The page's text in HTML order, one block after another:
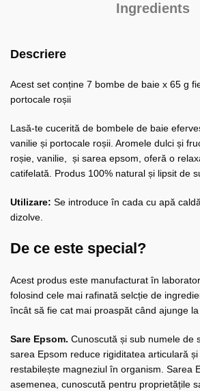
Ingredients
Descriere
Acest set conține 7 bombe de baie x 65 g
portocale roșii
Lasă-te cucerită de bombele de baie
vanilie și portocale roșii. Aromele dulci și
roșie, vanilie, și sarea epsom, oferă o
catifelată. Produs 100% natural și lipsit de
Utilizare: Se introduce în cada cu apă
dizolve.
De ce este special?
Acest produs este manufacturat în
folosind cele mai rafinată selcție de
încât să fie cat mai proaspăt când ajunge
Sare Epsom. Cunoscută și sub numele de
sarea Epsom reduce rigiditatea articulară
restabilește magneziul în organism. Sarea
asemenea, cunoscută pentru proprietățile